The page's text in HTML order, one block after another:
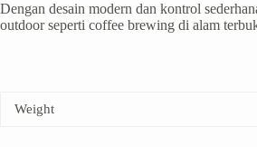
Dengan desain modern dan kontrol
outdoor seperti coffee brewing di alam
Weight